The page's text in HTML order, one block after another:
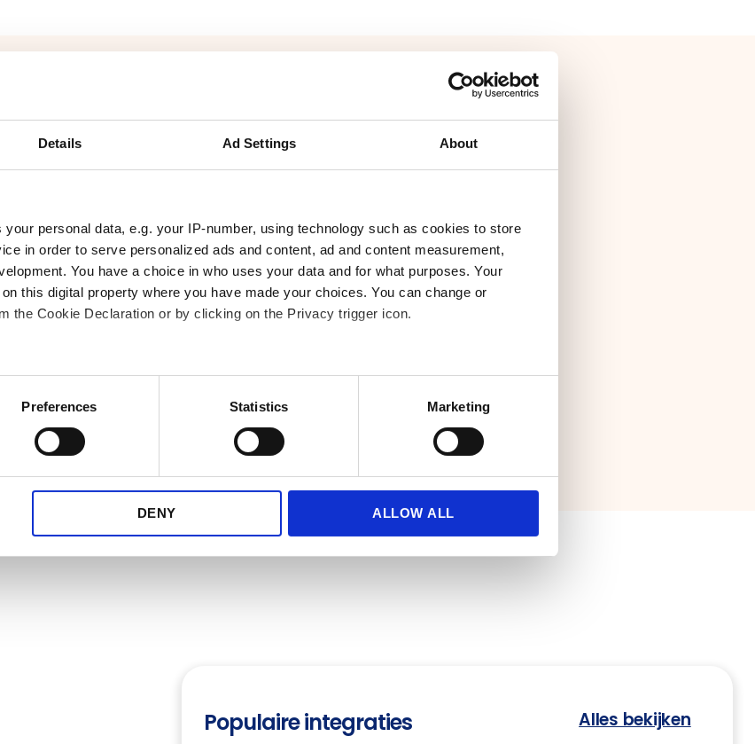
Details Ad Settings About
your personal data, e.g. your IP-number, using technology such as cookies to store
in order to serve personalized ads and content, ad and content measurement,
You have a choice in who uses your data and for what purposes. Your
this digital property where you have made your choices. You can change or
the Cookie Declaration or by clicking on the Privacy trigger icon.
geographical location which can be accurate to within several meters
scanning it for specific characteristics (fingerprinting)
to them or that they’ve collected from your use of their services.
Preferences Statistics Marketing
DENY ALLOW ALL
Eenvoudige verzendingen met
Instabox en andere
vervoerders
We weten dat je behoeften soms verschillend
kunnen zijn. Daarom zorgen we ervoor dat we
onze verzameling vervoerders voortdurend
uitbreiden.
Bekijk hier alle vervoerders
Populaire integraties Alles bekijken